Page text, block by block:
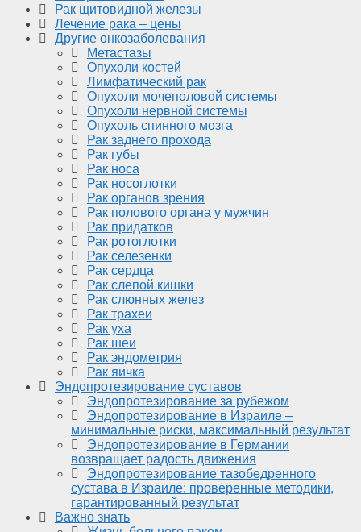
Рак щитовидной железы
Лечение рака – цены
Другие онкозаболевания
Метастазы
Опухоли костей
Лимфатический рак
Опухоли мочеполовой системы
Опухоли нервной системы
Опухоль спинного мозга
Рак заднего прохода
Рак губы
Рак носа
Рак носоглотки
Рак органов зрения
Рак полового органа у мужчин
Рак придатков
Рак ротоглотки
Рак селезенки
Рак сердца
Рак слепой кишки
Рак слюнных желез
Рак трахеи
Рак уха
Рак шеи
Рак эндометрия
Рак яичка
Эндопротезирование суставов
Эндопротезирование за рубежом
Эндопротезирование в Израиле –
минимальные риски, максимальный результат
Эндопротезирование в Германии
возвращает радость движения
Эндопротезирование тазобедренного
сустава в Израиле: проверенные методики,
гарантированный результат
Важно знать